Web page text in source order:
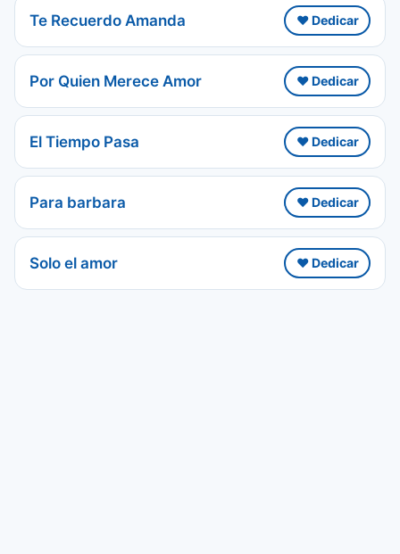
Te Recuerdo Amanda ❤️ Dedicar
Por Quien Merece Amor ❤️ Dedicar
El Tiempo Pasa ❤️ Dedicar
Para barbara ❤️ Dedicar
Solo el amor ❤️ Dedicar